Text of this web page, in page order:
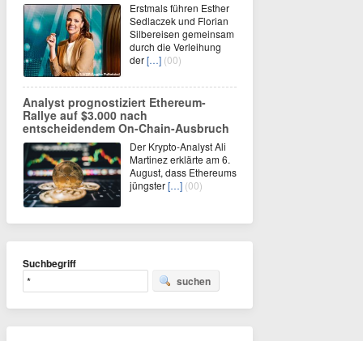
Erstmals führen Esther
Sedlaczek und Florian
Silbereisen gemeinsam
durch die Verleihung
der[…] (00)
Analyst prognostiziert Ethereum-
Rallye auf $3.000 nach
entscheidendem On-Chain-Ausbruch
Der Krypto-Analyst Ali
Martinez erklärte am 6.
August, dass Ethereums
jüngster[…] (00)
Suchbegriff
suchen